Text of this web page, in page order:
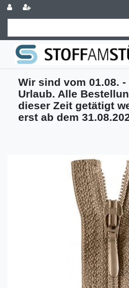
Wir sind vom 01.08. -
Urlaub. Alle
dieser Zeit getätigt
erst ab dem